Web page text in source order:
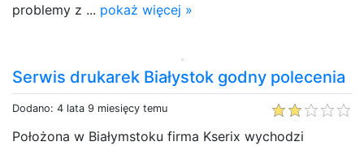
problemy z ... pokaż więcej »
Serwis drukarek Białystok godny polecenia
Dodano: 4 lata 9 miesięcy temu
Położona w Białymstoku firma Kserix wychodzi